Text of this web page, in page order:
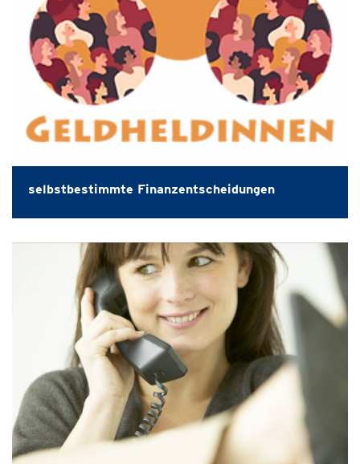
selbstbestimmte Finanzentscheidungen